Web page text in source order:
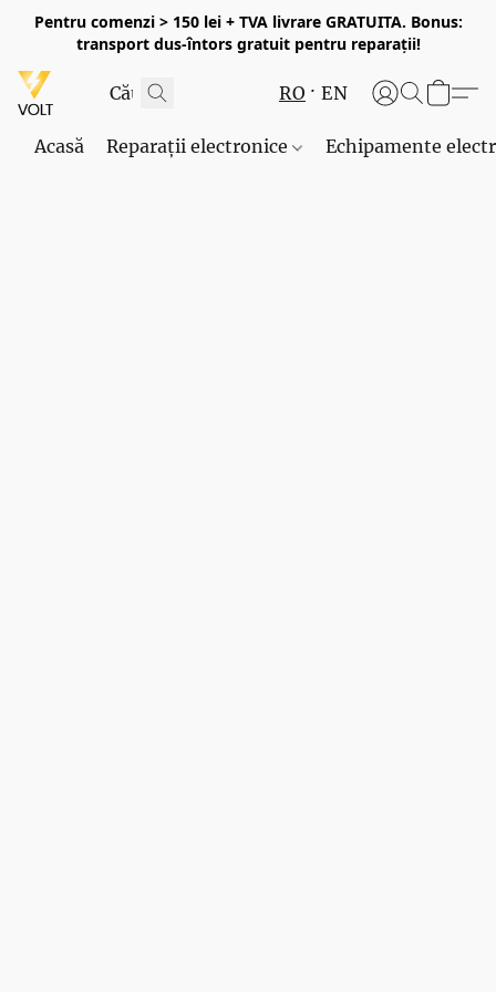
Pentru comenzi > 150 lei + TVA livrare GRATUITA. Bonus:
transport dus-întors gratuit pentru reparații!
RO EN
Acasă Reparații electronice Echipamente